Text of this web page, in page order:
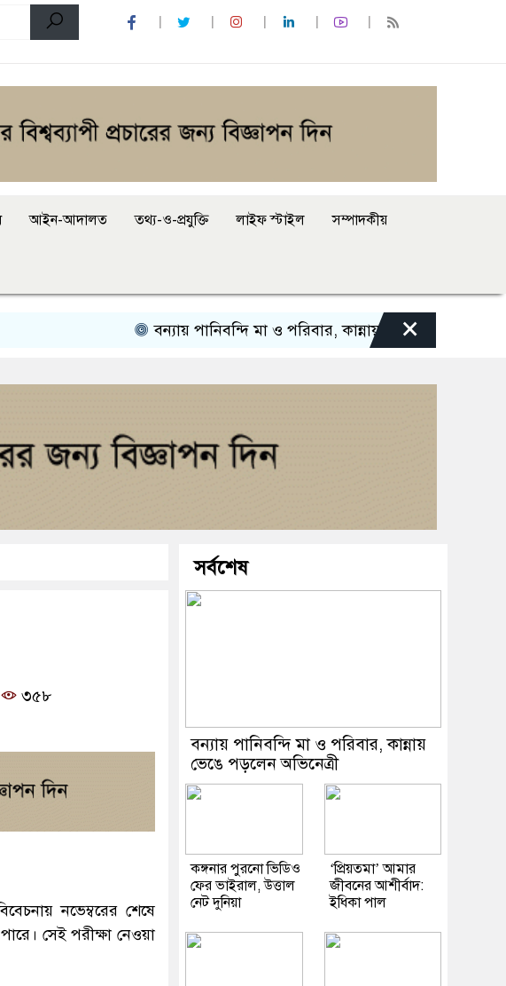
আইন-আদালত তথ্য-ও-প্রযুক্তি লাইফ স্টাইল সম্পাদকীয়
বন্যায় পানিবন্দি মা ও পরিবার, কান্নায় ভেঙে পড়লেন অভিনেত্রী
×
৩৫৮
নভেম্বরের শেষে
সেই পরীক্ষা নেওয়া
সর্বশেষ
বন্যায় পানিবন্দি মা ও পরিবার, কান্নায়
ভেঙে পড়লেন অভিনেত্রী
কঙ্গনার পুরনো ভিডিও
ফের ভাইরাল, উত্তাল
নেট দুনিয়া
‘প্রিয়তমা’ আমার
জীবনের আশীর্বাদ:
ইধিকা পাল